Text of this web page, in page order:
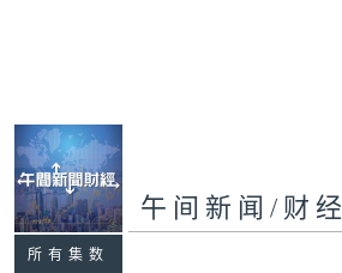
所有集数
午间新闻/财经